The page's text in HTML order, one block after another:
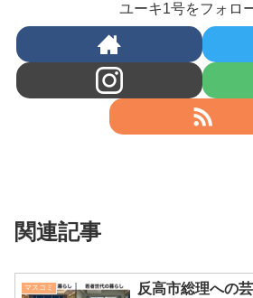
ユーキ1号をフォロ
関連記事
マスコミ
反高市総理への